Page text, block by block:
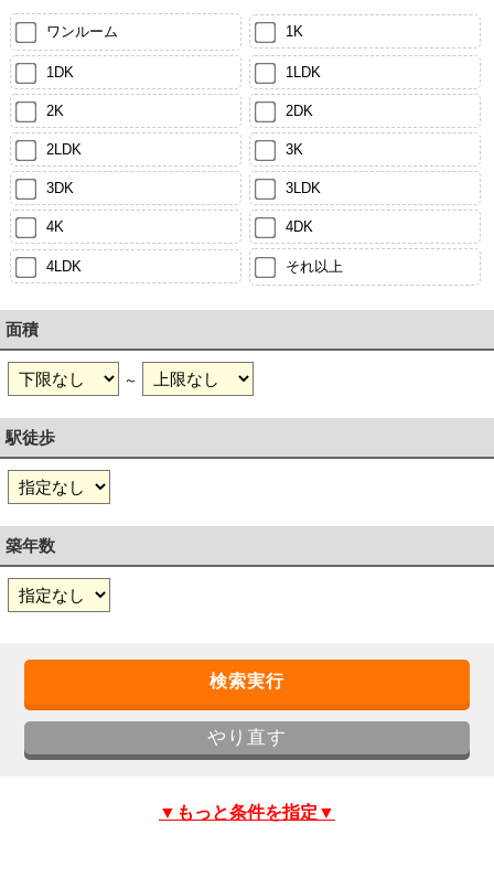
ワンルーム 1K
1DK 1LDK
2K 2DK
2LDK 3K
3DK 3LDK
4K 4DK
4LDK それ以上
面積
～
駅徒歩
築年数
▼もっと条件を指定▼